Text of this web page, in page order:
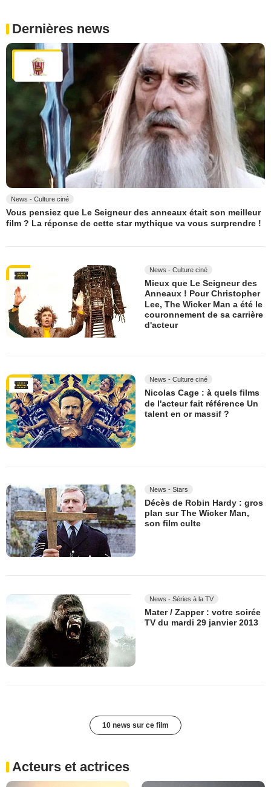
Dernières news
News - Culture ciné
Vous pensiez que Le Seigneur des anneaux était son meilleur
film ? La réponse de cette star mythique va vous surprendre !
News - Culture ciné
Mieux que Le Seigneur des
Anneaux ! Pour Christopher
Lee, The Wicker Man a été le
couronnement de sa carrière
d'acteur
News - Culture ciné
Nicolas Cage : à quels films
de l'acteur fait référence Un
talent en or massif ?
News - Stars
Décès de Robin Hardy : gros
plan sur The Wicker Man,
son film culte
News - Séries à la TV
Mater / Zapper : votre soirée
TV du mardi 29 janvier 2013
10 news sur ce film
Acteurs et actrices